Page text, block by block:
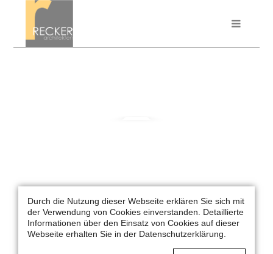
HAUS V.
EMSDETTEN
Durch die Nutzung dieser Webseite erklären Sie sich mit
der Verwendung von Cookies einverstanden. Detaillierte
Informationen über den Einsatz von Cookies auf dieser
Webseite erhalten Sie in der Datenschutzerklärung.